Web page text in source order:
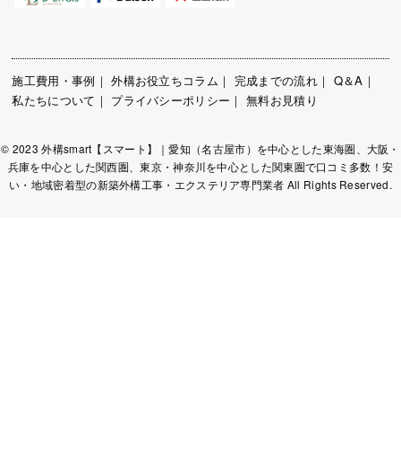
施工費用・事例 ｜外構お役立ちコラム ｜ 完成までの流れ ｜ Q＆A ｜
私たちについて ｜ プライバシーポリシー ｜無料お見積り
© 2023 外構smart【スマート】｜愛知（名古屋市）を中心とした東海圏、大阪・
兵庫を中心とした関西圏、東京・神奈川を中心とした関東圏で口コミ多数！安
い・地域密着型の新築外構工事・エクステリア専門業者 All Rights Reserved.